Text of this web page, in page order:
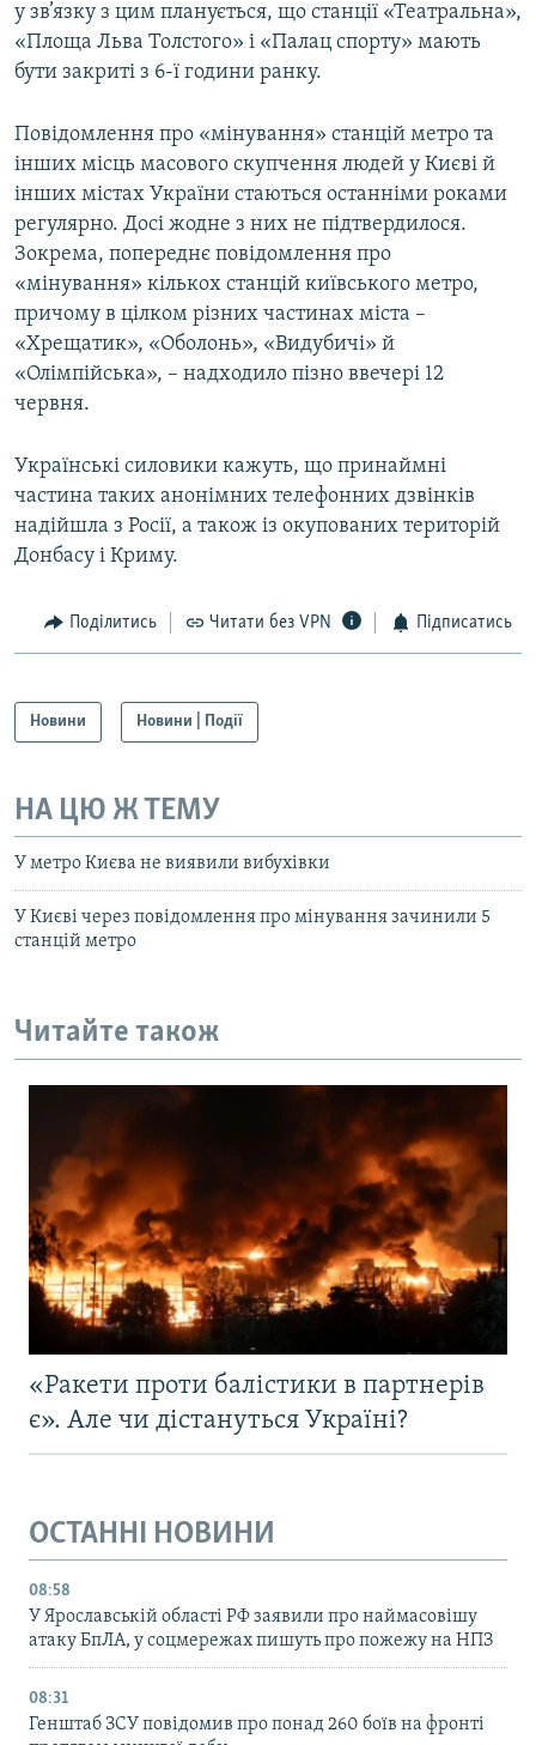
у зв’язку з цим планується, що станції «Театральна»,
«Площа Льва Толстого» і «Палац спорту» мають
бути закриті з 6-ї години ранку.
Повідомлення про «мінування» станцій метро та
інших місць масового скупчення людей у Києві й
інших містах України стаються останніми роками
регулярно. Досі жодне з них не підтвердилося.
Зокрема, попереднє повідомлення про
«мінування» кількох станцій київського метро,
причому в цілком різних частинах міста –
«Хрещатик», «Оболонь», «Видубичі» й
«Олімпійська», – надходило пізно ввечері 12
червня.
Українські силовики кажуть, що принаймні
частина таких анонімних телефонних дзвінків
надійшла з Росії, а також із окупованих територій
Донбасу і Криму.
Поділитись Читати без VPN Підписатись
Новини Новини | Події
НА ЦЮ Ж ТЕМУ
У метро Києва не виявили вибухівки
У Києві через повідомлення про мінування зачинили 5
станцій метро
Читайте також
«Ракети проти балістики в партнерів
є». Але чи дістануться Україні?
ОСТАННІ НОВИНИ
08:58
У Ярославській області РФ заявили про наймасовішу
атаку БпЛА, у соцмережах пишуть про пожежу на НПЗ
08:31
Генштаб ЗСУ повідомив про понад 260 боїв на фронті